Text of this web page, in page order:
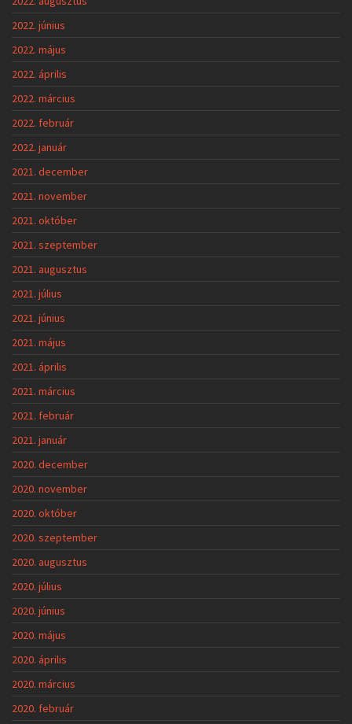
2022. június
2022. május
2022. április
2022. március
2022. február
2022. január
2021. december
2021. november
2021. október
2021. szeptember
2021. augusztus
2021. július
2021. június
2021. május
2021. április
2021. március
2021. február
2021. január
2020. december
2020. november
2020. október
2020. szeptember
2020. augusztus
2020. július
2020. június
2020. május
2020. április
2020. március
2020. február